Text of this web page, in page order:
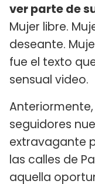
ver parte de
Mujer libre.
deseante.
fue el texto
sensual video.
seguidores
extravagante
las calles de
aquella